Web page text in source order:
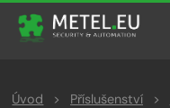
Úvod > Příslušenství >